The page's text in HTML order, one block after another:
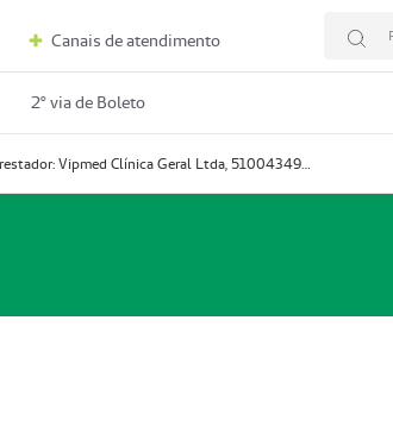
Canais de atendimento
2º via de Boleto
Prestador: Vipmed Clínica Geral Ltda, 51004349-0 (Nome Fantasia: Policlínica Master)